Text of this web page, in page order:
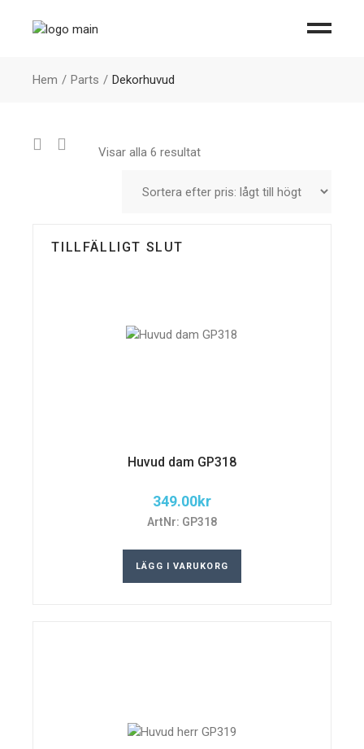
Hem Parts Dekorhuvud
Visar alla 6 resultatSorterade
efter
till
TILLFÄLLIGT SLUT
Huvud dam GP318
349.00kr
ArtNr: GP318
LÄGG I VARUKORG